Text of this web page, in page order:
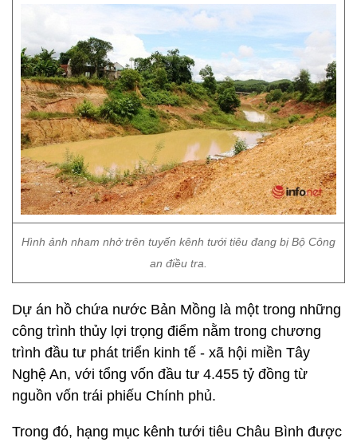
Hình ảnh nham nhở trên tuyến kênh tưới tiêu đang bị Bộ Công
an điều tra.
Dự án hồ chứa nước Bản Mồng là một trong những
công trình thủy lợi trọng điểm nằm trong chương
trình đầu tư phát triển kinh tế - xã hội miền Tây
Nghệ An, với tổng vốn đầu tư 4.455 tỷ đồng từ
nguồn vốn trái phiếu Chính phủ.
Trong đó, hạng mục kênh tưới tiêu Châu Bình được